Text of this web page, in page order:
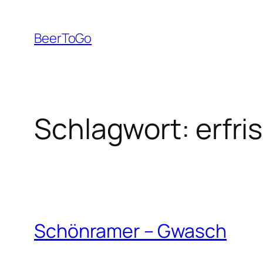
Inhalt
springen
BeerToGo
Schlagwort:
Schönramer – Gwasch